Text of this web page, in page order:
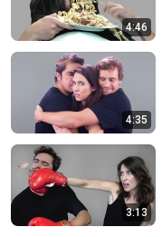
4:46
4:35
3:13